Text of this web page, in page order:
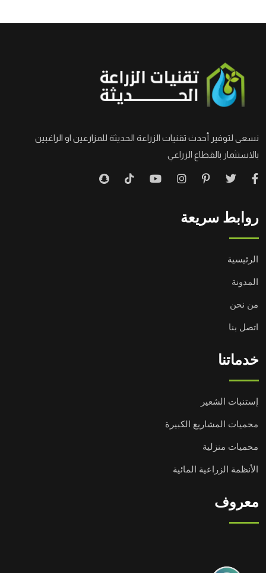
نسعى لتوفير أحدث تقنيات الزراعة الحديثة للمزارعين او الراغبين
بالاستثمار بالقطاع الزراعي
روابط سريعة
الرئيسية
المدونة
من نحن
اتصل بنا
خدماتنا
إستنبات الشعير
محميات المشاريع الكبيرة
محميات منزلية
الأنظمة الزراعية المائية
معروف